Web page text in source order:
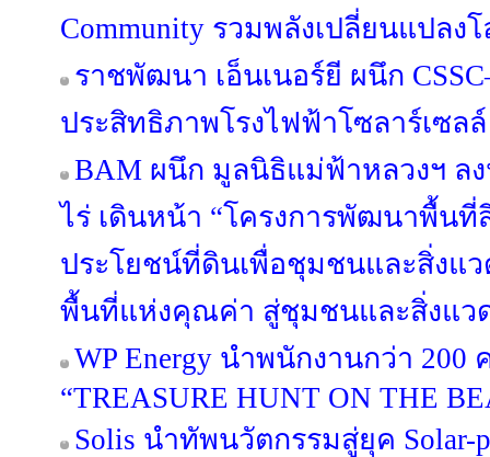
Community รวมพลังเปลี่ยนแปลง
ราชพัฒนา เอ็นเนอร์ยี ผนึก
ประสิทธิภาพโรงไฟฟ้าโซลาร์เซลล์
BAM ผนึก มูลนิธิแม่ฟ้าหลวงฯ ลง
ไร่ เดินหน้า “โครงการพัฒนาพื้นที่
ประโยชน์ที่ดินเพื่อชุมชนและสิ่งแว
พื้นที่แห่งคุณค่า สู่ชุมชนและสิ่งแว
WP Energy นำพนักงานกว่า 200
“TREASURE HUNT ON THE
Solis นำทัพนวัตกรรมสู่ยุค Solar-